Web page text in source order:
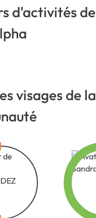
d'activités de
visages de la